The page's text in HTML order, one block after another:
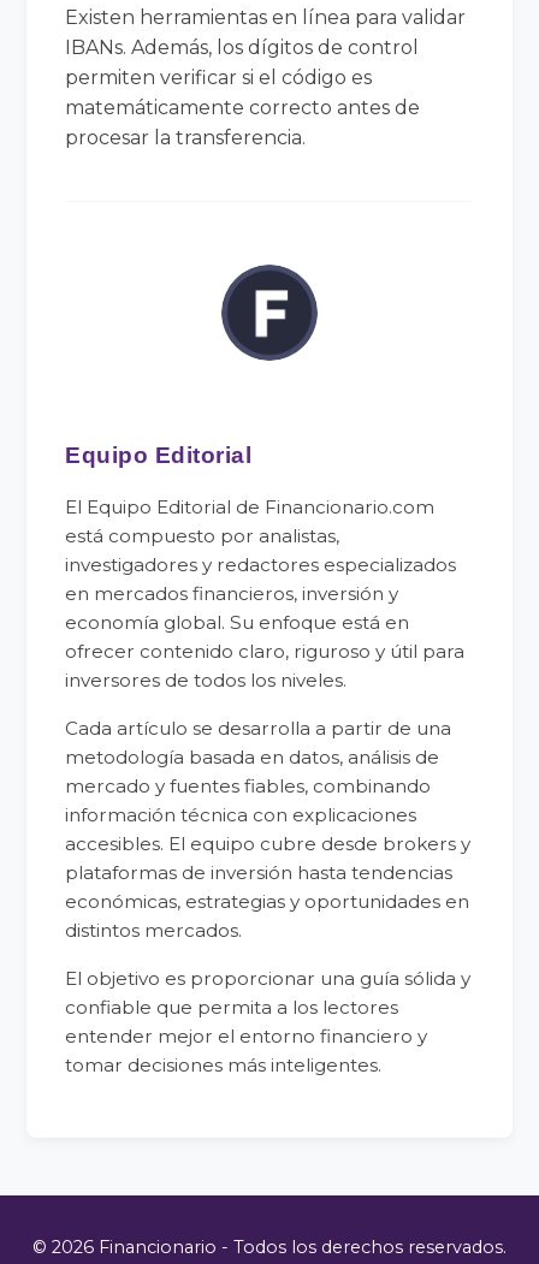
Existen herramientas en línea para validar
IBANs. Además, los dígitos de control
permiten verificar si el código es
matemáticamente correcto antes de
procesar la transferencia.
Equipo Editorial
El Equipo Editorial de Financionario.com
está compuesto por analistas,
investigadores y redactores especializados
en mercados financieros, inversión y
economía global. Su enfoque está en
ofrecer contenido claro, riguroso y útil para
inversores de todos los niveles.
Cada artículo se desarrolla a partir de una
metodología basada en datos, análisis de
mercado y fuentes fiables, combinando
información técnica con explicaciones
accesibles. El equipo cubre desde brokers y
plataformas de inversión hasta tendencias
económicas, estrategias y oportunidades en
distintos mercados.
El objetivo es proporcionar una guía sólida y
confiable que permita a los lectores
entender mejor el entorno financiero y
tomar decisiones más inteligentes.
© 2026 Financionario - Todos los derechos reservados.